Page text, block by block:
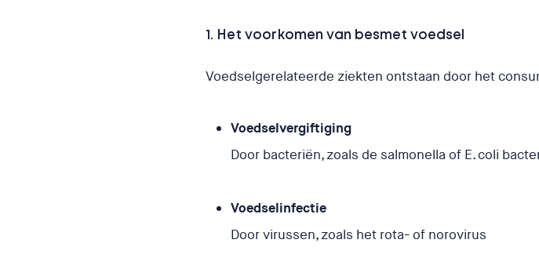
1. Het voorkomen van besmet voedsel
Voedselgerelateerde ziekten ontstaan door het
Voedselvergiftiging
Door bacteriën, zoals de salmonella of E. coli
Voedselinfectie
Door virussen, zoals het rota- of norovirus